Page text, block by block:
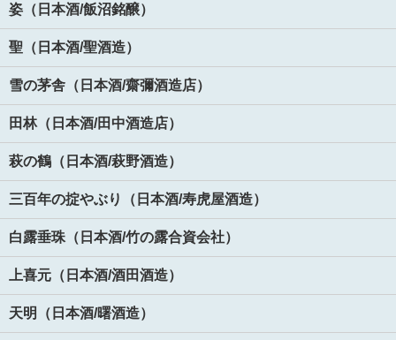
姿（日本酒/飯沼銘醸）
聖（日本酒/聖酒造）
雪の茅舎（日本酒/齋彌酒造店）
田林（日本酒/田中酒造店）
萩の鶴（日本酒/萩野酒造）
三百年の掟やぶり（日本酒/寿虎屋酒造）
白露垂珠（日本酒/竹の露合資会社）
上喜元（日本酒/酒田酒造）
天明（日本酒/曙酒造）